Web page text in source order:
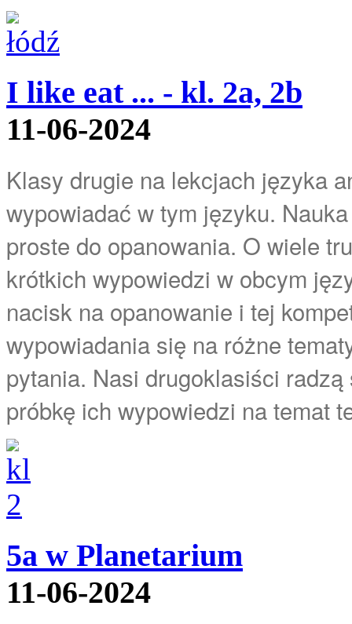
I like eat ... - kl. 2a, 2b
11-06-2024
Klasy drugie na lekcjach języka
wypowiadać w tym języku.
proste do opanowania. O wiele
krótkich wypowiedzi w obcym
nacisk na opanowanie i tej
wypowiadania się na różne
pytania. Nasi drugoklasiści
próbkę ich wypowiedzi na temat
5a w Planetarium
11-06-2024